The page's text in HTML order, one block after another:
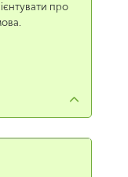
про